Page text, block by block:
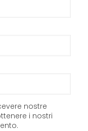
nostre
i nostri